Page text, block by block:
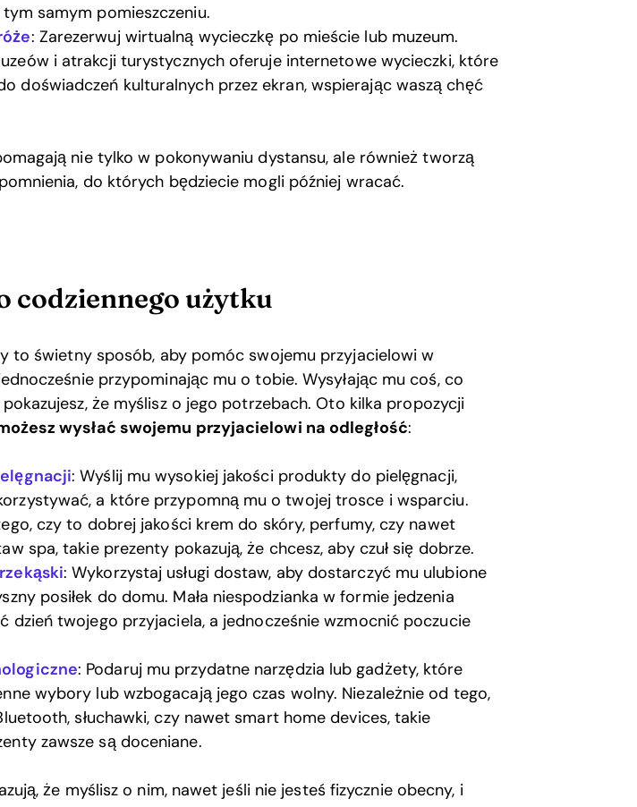
samym pomieszczeniu.
: Zarezerwuj wirtualną wycieczkę po mieście lub muzeum.
i atrakcji turystycznych oferuje internetowe wycieczki, które
doświadczeń kulturalnych przez ekran, wspierając waszą chęć
nie tylko w pokonywaniu dystansu, ale również tworzą
do których będziecie mogli później wracać.
codziennego użytku
to świetny sposób, aby pomóc swojemu przyjacielowi w
przypominając mu o tobie. Wysyłając mu coś, co
że myślisz o jego potrzebach. Oto kilka propozycji
wysłać swojemu przyjacielowi na odległość:
: Wyślij mu wysokiej jakości produkty do pielęgnacji,
a które przypomną mu o twojej trosce i wsparciu.
czy to dobrej jakości krem do skóry, perfumy, czy nawet
spa, takie prezenty pokazują, że chcesz, aby czuł się dobrze.
: Wykorzystaj usługi dostaw, aby dostarczyć mu ulubione
posiłek do domu. Mała niespodzianka w formie jedzenia
dzień twojego przyjaciela, a jednocześnie wzmocnić poczucie
: Podaruj mu przydatne narzędzia lub gadżety, które
wybory lub wzbogacają jego czas wolny. Niezależnie od tego,
słuchawki, czy nawet smart home devices, takie
zawsze są doceniane.
że myślisz o nim, nawet jeśli nie jesteś fizycznie obecny, i